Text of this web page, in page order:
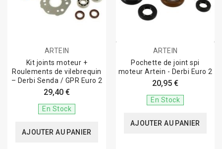
ARTEIN
Kit joints moteur +
Roulements de vilebrequin
– Derbi Senda / GPR Euro 2
29,40 €
En Stock
AJOUTER AU PANIER
ARTEIN
Pochette de joint spi
moteur Artein - Derbi Euro 2
20,95 €
En Stock
AJOUTER AU PANIER